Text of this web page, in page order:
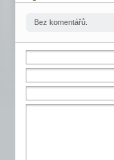
Bez komentářů.